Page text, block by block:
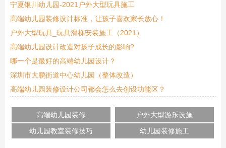
宁夏银川幼儿园-2021户外大型玩具施工
高端幼儿园装修设计标准，让孩子喜欢家长放心！
户外大型玩具_玩具滑梯安装施工（2021）
高端幼儿园设计改造对孩子成长的影响?
哪一个是最好的高端幼儿园设计？
深圳市大鹏街道中心幼儿园（整体改造）
高端幼儿园装修设计公司都会怎么去创设功能区？
高端幼儿园装修
户外大型游乐设施
幼儿园教室装修技巧
幼儿园装修施工